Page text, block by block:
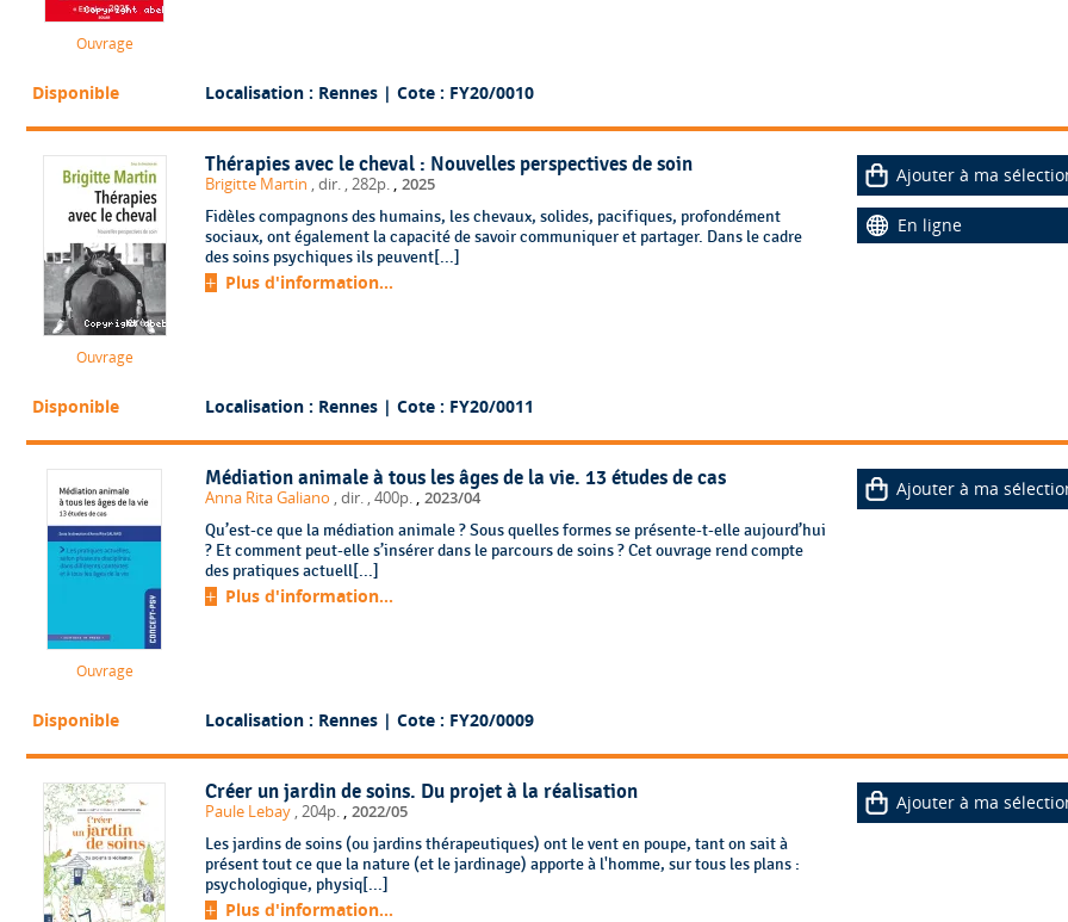
Ouvrage
Disponible Localisation : Rennes | Cote : FY20/0010
Ouvrage
Thérapies avec le cheval : Nouvelles perspectives de soin
Brigitte Martin , dir. , 282p. 2025
Fidèles compagnons des humains, les chevaux, solides, pacifiques, profondément
sociaux, ont également la capacité de savoir communiquer et partager. Dans le cadre
des soins psychiques ils peuvent[...]
Plus d'information...
Ajouter à ma
En ligne
Disponible Localisation : Rennes | Cote : FY20/0011
Ouvrage
Médiation animale à tous les âges de la vie. 13 études de cas
Anna Rita Galiano , dir. , 400p. 2023/04
Qu’est-ce que la médiation animale ? Sous quelles formes se présente-t-elle aujourd’hui
? Et comment peut-elle s’insérer dans le parcours de soins ? Cet ouvrage rend compte
des pratiques actuell[...]
Plus d'information...
Ajouter à ma
Disponible Localisation : Rennes | Cote : FY20/0009
Créer un jardin de soins. Du projet à la réalisation
Paule Lebay , 204p. 2022/05
Les jardins de soins (ou jardins thérapeutiques) ont le vent en poupe, tant on sait à
présent tout ce que la nature (et le jardinage) apporte à l'homme, sur tous les plans :
psychologique, physiq[...]
Plus d'information...
Ajouter à ma